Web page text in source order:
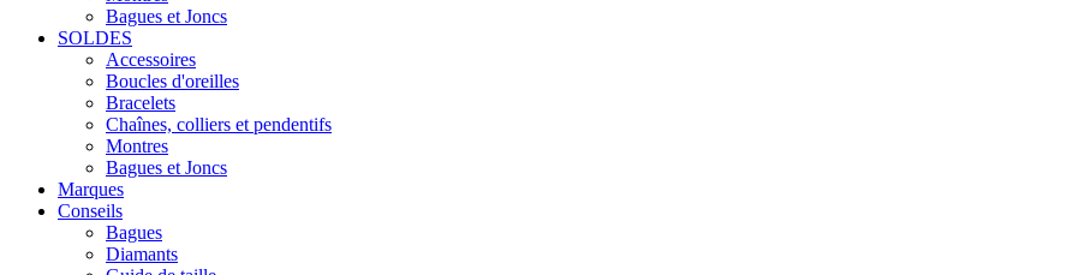
Bagues et Joncs
SOLDES
Accessoires
Boucles d'oreilles
Bracelets
Chaînes, colliers et pendentifs
Montres
Bagues et Joncs
Marques
Conseils
Bagues
Diamants